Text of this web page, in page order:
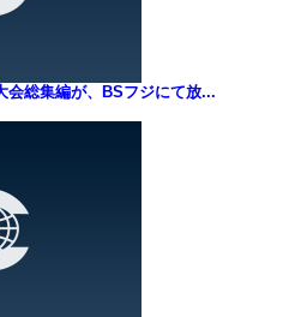
会総集編が、BSフジにて放...